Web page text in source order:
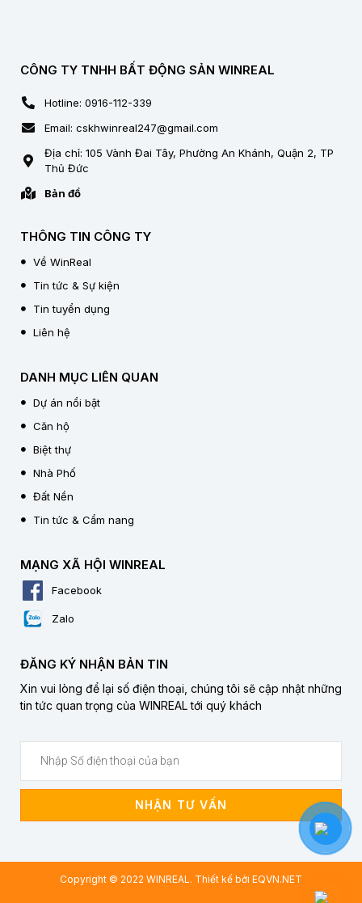
CÔNG TY TNHH BẤT ĐỘNG SẢN WINREAL
Hotline: 0916-112-339
Email: cskhwinreal247@gmail.com
Địa chỉ: 105 Vành Đai Tây, Phường An Khánh, Quận 2, TP
Thủ Đức
Bản đồ
THÔNG TIN CÔNG TY
Về WinReal
Tin tức & Sự kiện
Tin tuyển dụng
Liên hệ
DANH MỤC LIÊN QUAN
Dự án nổi bật
Căn hộ
Biệt thự
Nhà Phố
Đất Nền
Tin tức & Cẩm nang
MẠNG XÃ HỘI WINREAL
Facebook
Zalo
ĐĂNG KÝ NHẬN BẢN TIN
Xin vui lòng để lại số điện thoại, chúng tôi sẽ cập nhật những
tin tức quan trọng của WINREAL tới quý khách
NHẬN TƯ VẤN
Copyright © 2022 WINREAL. Thiết kế bởi EQVN.NET